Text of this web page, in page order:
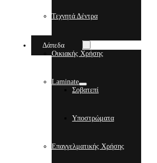
Τεχνητά Δέντρα
Δάπεδα
Οικιακής Χρήσης
Laminate
Σοβατεπί
Υποστρώματα
Επαγγελματικής Χρήσης